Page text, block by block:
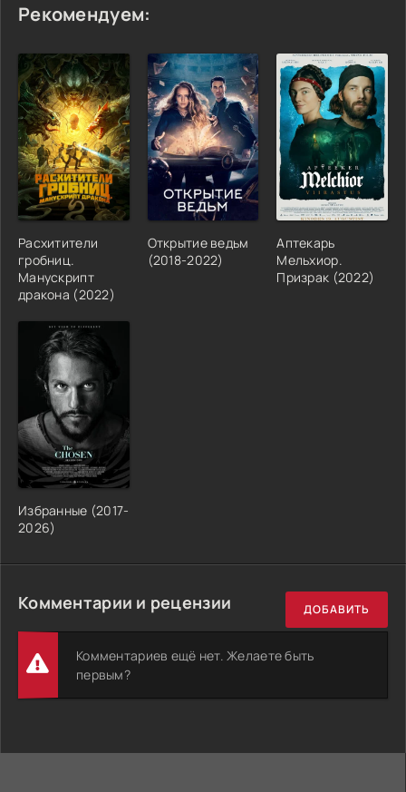
Рекомендуем:
Расхитители
гробниц.
Манускрипт
дракона (2022)
Открытие ведьм
(2018-2022)
Аптекарь
Мельхиор.
Призрак (2022)
Избранные (2017-
2026)
Комментарии и рецензии ДОБАВИТЬ
Комментариев ещё нет. Желаете быть
первым?